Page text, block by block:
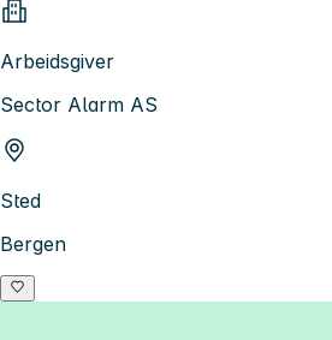
Arbeidsgiver
Sector Alarm AS
Sted
Bergen